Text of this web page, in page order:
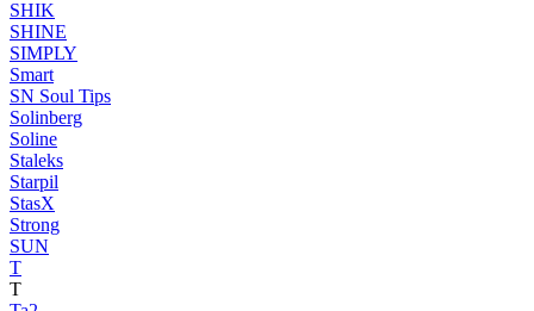
SHIK
SHINE
SIMPLY
Smart
SN Soul Tips
Solinberg
Soline
Staleks
Starpil
StasX
Strong
SUN
T
T